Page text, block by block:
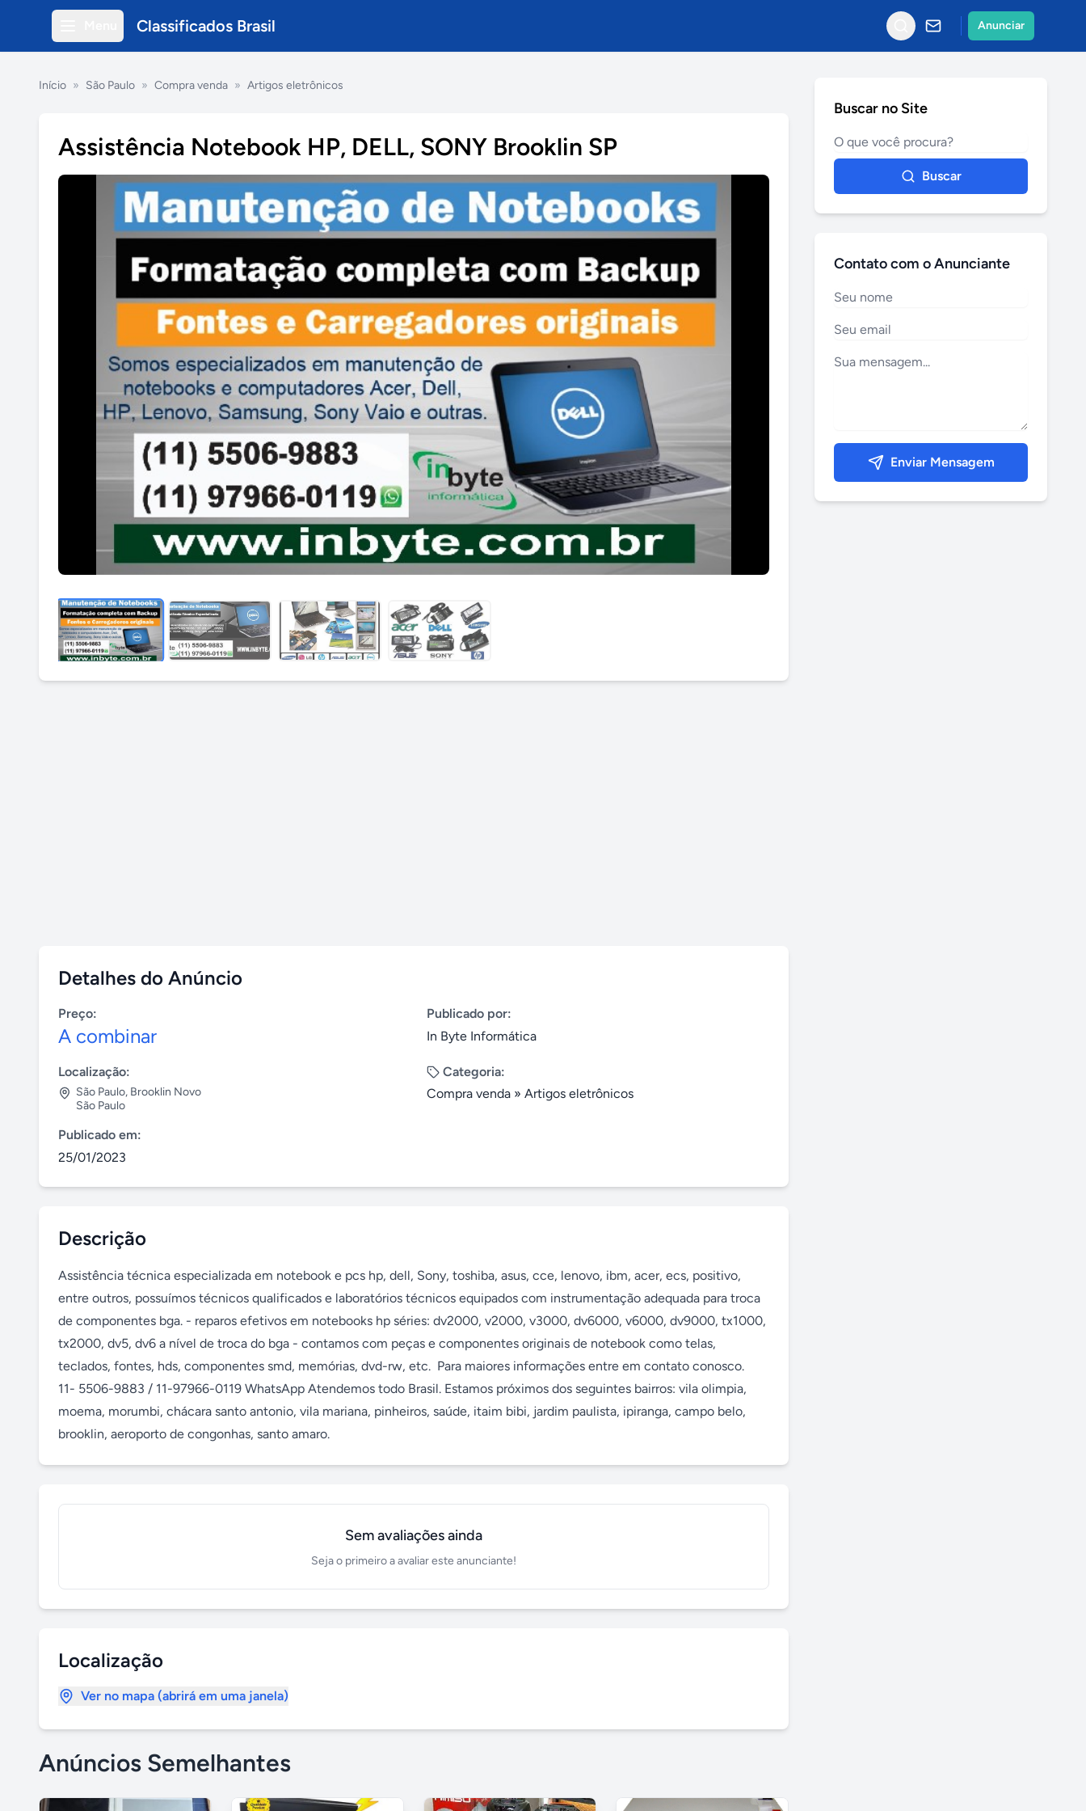
Classificados Brasil Anunciar
Início » São Paulo » Compra venda » Artigos eletrônicos
Assistência Notebook HP, DELL, SONY Brooklin SP
Detalhes do Anúncio
Preço:
A combinar
Publicado por:
In Byte Informática
Localização:
São Paulo, Brooklin Novo
São Paulo
Categoria:
Compra venda » Artigos eletrônicos
Publicado em:
25/01/2023
Descrição
Assistência técnica especializada em notebook e pcs hp, dell, Sony, toshiba, asus, cce, lenovo, ibm, acer, ecs, positivo,
entre outros, possuímos técnicos qualificados e laboratórios técnicos equipados com instrumentação adequada para troca
de componentes bga. - reparos efetivos em notebooks hp séries: dv2000, v2000, v3000, dv6000, v6000, dv9000, tx1000,
tx2000, dv5, dv6 a nível de troca do bga - contamos com peças e componentes originais de notebook como telas,
teclados, fontes, hds, componentes smd, memórias, dvd-rw, etc.  Para maiores informações entre em contato conosco.
11- 5506-9883 / 11-97966-0119 WhatsApp Atendemos todo Brasil. Estamos próximos dos seguintes bairros: vila olimpia,
moema, morumbi, chácara santo antonio, vila mariana, pinheiros, saúde, itaim bibi, jardim paulista, ipiranga, campo belo,
brooklin, aeroporto de congonhas, santo amaro.
Sem avaliações ainda
Seja o primeiro a avaliar este anunciante!
Localização
Ver no mapa (abrirá em uma janela)
Anúncios Semelhantes
Buscar no Site
Buscar
Contato com o Anunciante
Enviar Mensagem